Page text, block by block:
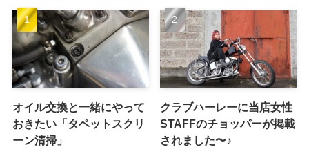
オイル交換と一緒にやって
おきたい「タペットスクリ
ーン清掃」
クラブハーレーに当店女性
STAFFのチョッパーが掲載
されました〜♪